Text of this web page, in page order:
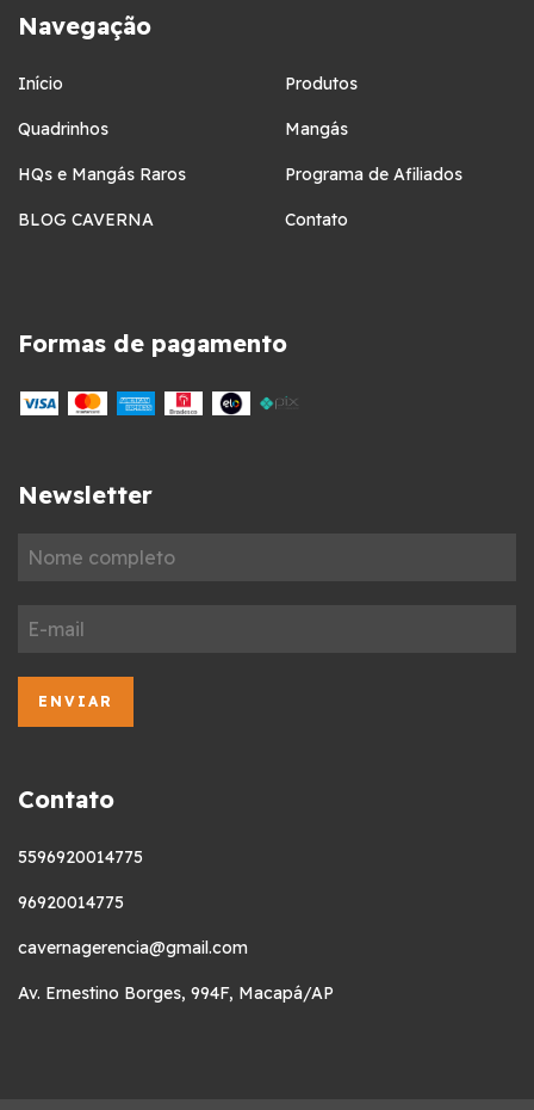
Navegação
Início Produtos
Quadrinhos Mangás
HQs e Mangás Raros Programa de Afiliados
BLOG CAVERNA Contato
Formas de pagamento
Newsletter
Contato
5596920014775
96920014775
cavernagerencia@gmail.com
Av. Ernestino Borges, 994F, Macapá/AP